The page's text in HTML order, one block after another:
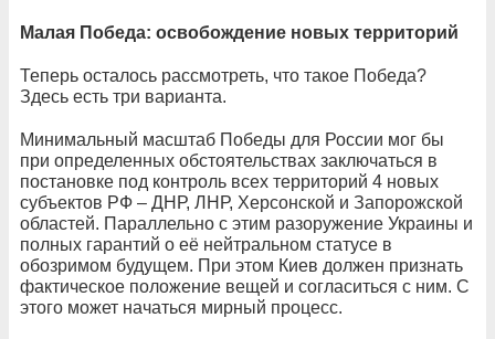
Малая Победа: освобождение новых территорий
Теперь осталось рассмотреть, что такое Победа?
Здесь есть три варианта.
Минимальный масштаб Победы для России мог бы
при определенных обстоятельствах заключаться в
постановке под контроль всех территорий 4 новых
субъектов РФ – ДНР, ЛНР, Херсонской и Запорожской
областей. Параллельно с этим разоружение Украины и
полных гарантий о её нейтральном статусе в
обозримом будущем. При этом Киев должен признать
фактическое положение вещей и согласиться с ним. С
этого может начаться мирный процесс.